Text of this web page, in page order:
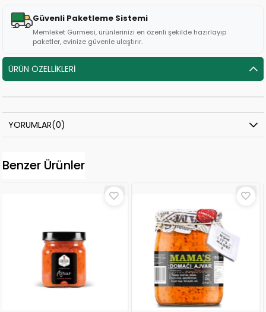
Güvenli Paketleme Sistemi
Memleket Gurmesi, ürünlerinizi en özenli şekilde hazırlayıp
paketler, evinize güvenle ulaştırır.
ÜRÜN ÖZELLIKLERI
YORUMLAR(0)
Benzer Ürünler